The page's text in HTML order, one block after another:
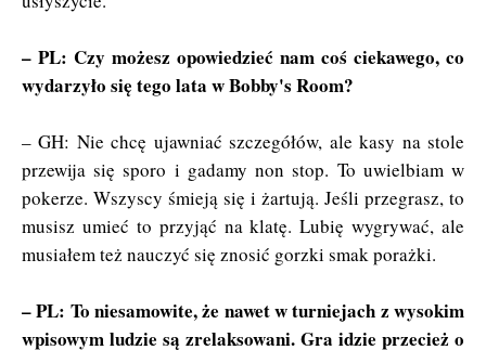
– PL: Czy możesz opowiedzieć nam coś ciekawego, co
wydarzyło się tego lata w Bobby's Room?
– GH: Nie chcę ujawniać szczegółów, ale kasy na stole
przewija się sporo i gadamy non stop. To uwielbiam w
pokerze. Wszyscy śmieją się i żartują. Jeśli przegrasz, to
musisz umieć to przyjąć na klatę. Lubię wygrywać, ale
musiałem też nauczyć się znosić gorzki smak porażki.
– PL: To niesamowite, że nawet w turniejach z wysokim
wpisowym ludzie są zrelaksowani. Gra idzie przecież o